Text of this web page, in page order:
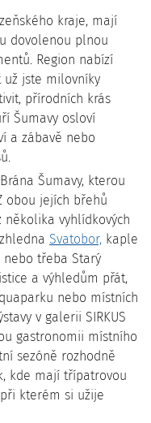
krásami jižních
kole
pro celou rodinu
hrad, sídlo
kraje, mají
dovolenou plnou
Region nabízí
už jste milovníky
přírodních krás
Šumavy osloví
a zábavě nebo
Šumavy, kterou
obou jejích břehů
vyhlídkových
Svatobor, kaple
nebo třeba Starý
a výhledům přát,
nebo místních
v galerii SIRKUS
gastronomii místního
sezóně rozhodně
kde mají třípatrovou
kterém si užije